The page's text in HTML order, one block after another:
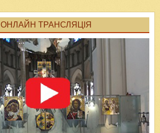
ОНЛАЙН ТРАНСЛЯЦІЯ